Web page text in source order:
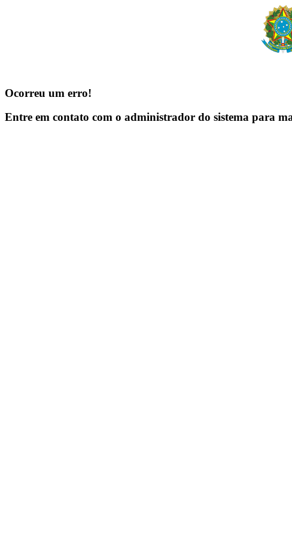
Ocorreu um erro!
Entre em contato com o administrador do sistema para